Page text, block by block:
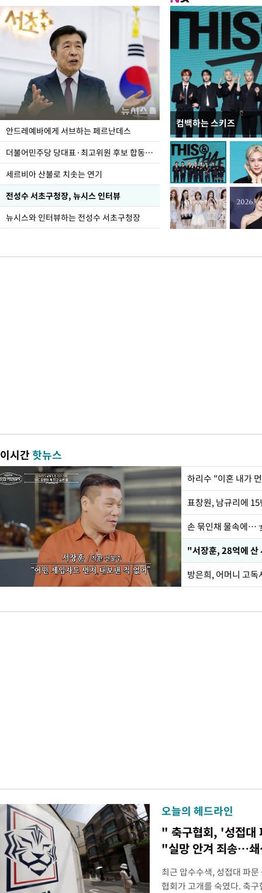
안드레예바에게 서브하는 페르난데스
더불어민주당 당대표·최고위원 후보 합동연설회
세르비아 산불로 치솟는 연기
전성수 서초구청장, 뉴시스 인터뷰
뉴시스와 인터뷰하는 전성수 서초구청장
컴백하는 스키즈
이 대통령, 국가폭력
가 책임지고 치유"
이시간핫뉴스
하리수 "이혼 내가
손 묶인채 물속에…
"서장훈, 28억에 산
방은희, 어머니 고
오늘의 헤드라인
" 축구협회, '성접대
"실망 안겨 죄송…
최근 압수수색, 성접대 파
협회가 고개를 숙였다. 축